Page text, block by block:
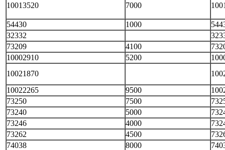
10013520 7000
54430 1000
32332
73209
4100
10002910
5200
10021870
10022265
9500
73250
7500
73240
5000
73246
4000
73262
4500
74038
8000